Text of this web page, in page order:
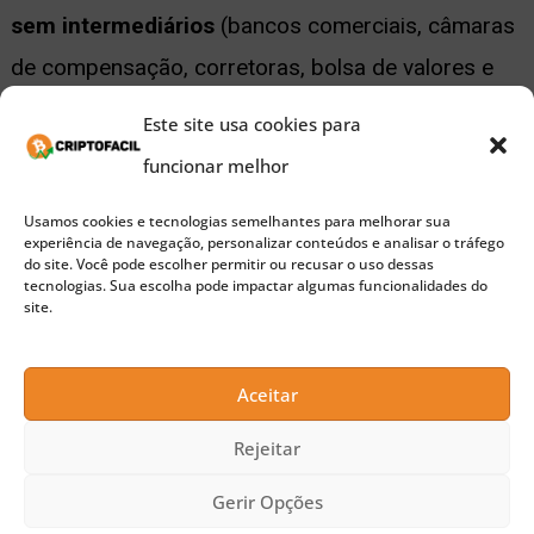
Este site usa cookies para
funcionar melhor
Usamos cookies e tecnologias semelhantes para melhorar sua
experiência de navegação, personalizar conteúdos e analisar o tráfego
do site. Você pode escolher permitir ou recusar o uso dessas
tecnologias. Sua escolha pode impactar algumas funcionalidades do
site.
Aceitar
Rejeitar
Gerir Opções
sem intermediários (bancos comerciais, câmaras
de compensação, corretoras, bolsa de valores e
significativamente o custo da operação.
Além disso, o processo de liquidação de
transações comerciais ainda pode levar dias,
devido à necessidade de sincronização entre os
blockchain, as transações podem ser
processadas e liquidadas rapidamente, 24 horas
transferências ocorrerão diretamente, sem a